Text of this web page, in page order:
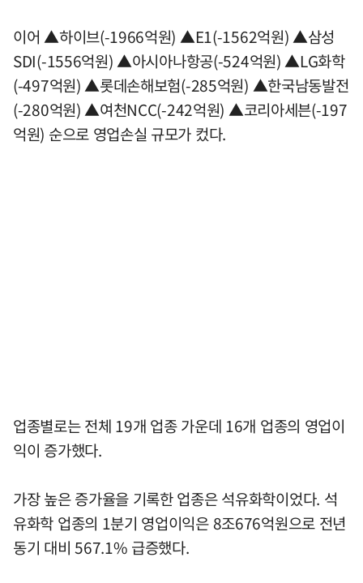
이어 ▲하이브(-1966억원) ▲E1(-1562억원) ▲삼성
SDI(-1556억원) ▲아시아나항공(-524억원) ▲LG화학
(-497억원) ▲롯데손해보험(-285억원) ▲한국남동발전
(-280억원) ▲여천NCC(-242억원) ▲코리아세븐(-197
억원) 순으로 영업손실 규모가 컸다.
업종별로는 전체 19개 업종 가운데 16개 업종의 영업이
익이 증가했다.
가장 높은 증가율을 기록한 업종은 석유화학이었다. 석
유화학 업종의 1분기 영업이익은 8조676억원으로 전년
동기 대비 567.1% 급증했다.